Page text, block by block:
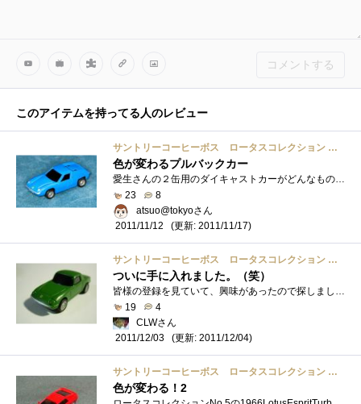
コメントする
このアイテムを持ってる人のレビュー
サントリーコーヒーボス ロータスコレクション スペシャルプルバックカー 全９種
色が変わるプルバックカー
愛生さんの２缶用のダイキャストカーがどんなものか購入しようと、息子と一緒に近所のコンビニを６軒はしごしたのですが、どこにも置いてあ�...
23
8
atsuo@tokyoさん
2011/11/12
(更新: 2011/11/17)
サントリーコーヒーボス ロータスコレクション スペシャルプルバックカー 全９種
ついに手に入れました。（笑）
皆様の登録を見ていて、興味があったので探しました。昨日、出勤途中で寄ったローソンにありました。・・・久しぶりにブラック以外の缶コー�...
19
4
CLWさん
2011/12/03
(更新: 2011/12/04)
サントリーコーヒーボス ロータスコレクション スペシャルプルバックカー 全９種
色が変わる！2